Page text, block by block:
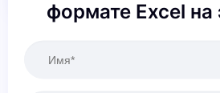
формате Excel на